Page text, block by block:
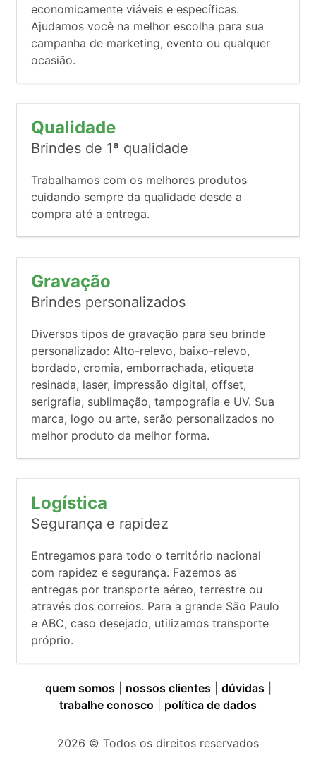
economicamente viáveis e específicas.
Ajudamos você na melhor escolha para sua
campanha de marketing, evento ou qualquer
ocasião.
Qualidade
Brindes de 1ª qualidade
Trabalhamos com os melhores produtos
cuidando sempre da qualidade desde a
compra até a entrega.
Gravação
Brindes personalizados
Diversos tipos de gravação para seu brinde
personalizado: Alto-relevo, baixo-relevo,
bordado, cromia, emborrachada, etiqueta
resinada, laser, impressão digital, offset,
serigrafia, sublimação, tampografia e UV. Sua
marca, logo ou arte, serão personalizados no
melhor produto da melhor forma.
Logística
Segurança e rapidez
Entregamos para todo o território nacional
com rapidez e segurança. Fazemos as
entregas por transporte aéreo, terrestre ou
através dos correios. Para a grande São Paulo
e ABC, caso desejado, utilizamos transporte
próprio.
quem somos nossos clientes dúvidas
trabalhe conosco
política de dados
2026 © Todos os direitos reservados